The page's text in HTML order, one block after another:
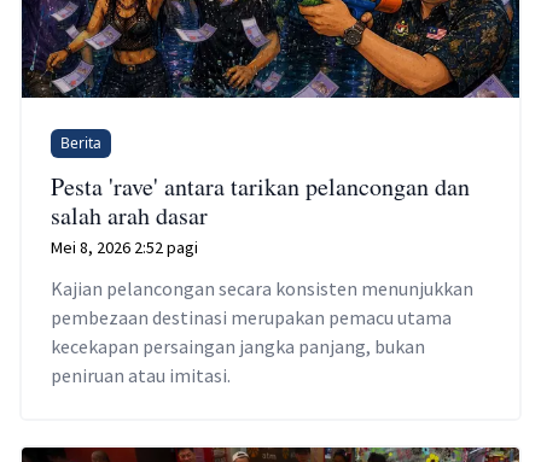
Berita
Pesta 'rave' antara tarikan pelancongan dan
salah arah dasar
Mei 8, 2026 2:52 pagi
Kajian pelancongan secara konsisten menunjukkan
pembezaan destinasi merupakan pemacu utama
kecekapan persaingan jangka panjang, bukan
peniruan atau imitasi.